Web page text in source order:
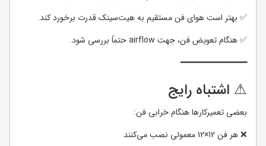
✅ بهتر است هوای فن مستقیم به هیت‌سینک قدرت برخورد کند.
✅ هنگام تعویض فن، جهت airflow حتماً بررسی شود.
━━━━━━━━━━━━━━
⚠ اشتباه رایج
بعضی تعمیرکارها هنگام خرابی فن:
❌ هر فن 12×12 معمولی نصب می‌کنند